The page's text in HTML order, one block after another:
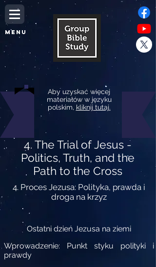
MENU
Aby uzyskać więcej
materiałów w języku
polskim, kliknij tutaj.
4. The Trial of Jesus -
Politics, Truth, and the
Path to the Cross
4. Proces Jezusa: Polityka, prawda i
droga na krzyz
Ostatni dzień Jezusa na ziemi
Wprowadzenie: Punkt styku polityki i
prawdy